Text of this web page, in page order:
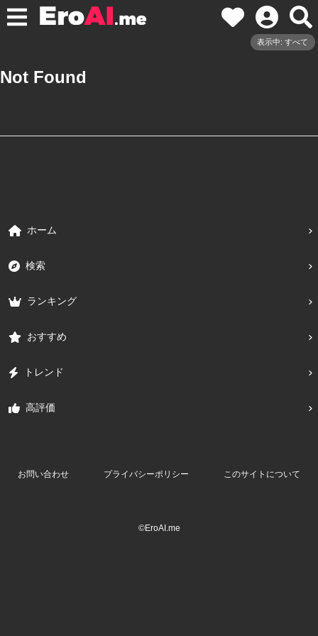
表示中: すべて
Not Found
ホーム
検索
ランキング
おすすめ
トレンド
高評価
お問い合わせ プライバシーポリシー このサイトについて
©EroAI.me